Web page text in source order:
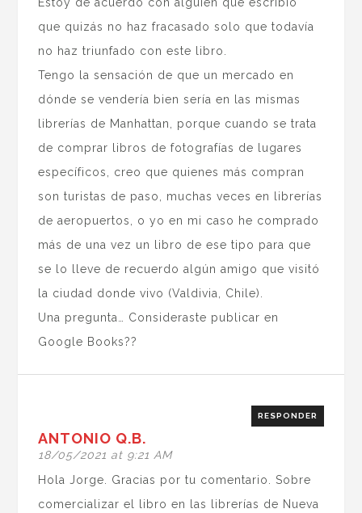
que quizás no haz fracasado solo que todavía
no haz triunfado con este libro.
Tengo la sensación de que un mercado en
dónde se vendería bien sería en las mismas
librerías de Manhattan, porque cuando se trata
de comprar libros de fotografías de lugares
específicos, creo que quienes más compran
son turistas de paso, muchas veces en librerías
de aeropuertos, o yo en mi caso he comprado
más de una vez un libro de ese tipo para que
se lo lleve de recuerdo algún amigo que visitó
la ciudad donde vivo (Valdivia, Chile).
Una pregunta… Consideraste publicar en
Google Books??
ANTONIO Q.B.
18/05/2021 at 9:21 AM
RESPONDER
Hola Jorge. Gracias por tu comentario. Sobre
comercializar el libro en las librerías de Nueva